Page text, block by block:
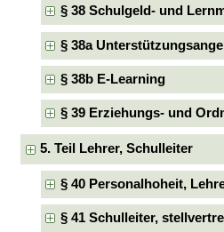
§ 38 Schulgeld- und
§ 38a
§ 38b E-Learning
§ 39 Erziehungs- und
5. Teil Lehrer, Schulleiter
§ 40 Personalhoheit,
§ 41 Schulleiter,